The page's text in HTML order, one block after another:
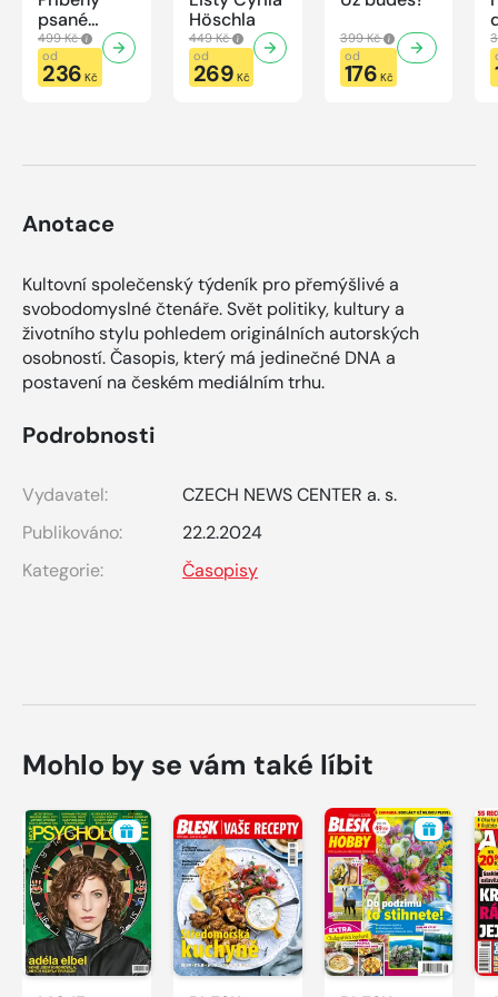
psané
modrou
krví
499 Kč
od
236 Kč
Höschla
449 Kč
od
269 Kč
399 Kč
od
176 Kč
Anotace
Kultovní společenský týdeník pro přemýšlivé a
svobodomyslné čtenáře. Svět politiky, kultury a
životního stylu pohledem originálních autorských
osobností. Časopis, který má jedinečné DNA a
postavení na českém mediálním trhu.
Podrobnosti
Vydavatel:
CZECH NEWS CENTER a. s.
Publikováno:
22.2.2024
Kategorie:
Časopisy
Mohlo by se vám také líbit